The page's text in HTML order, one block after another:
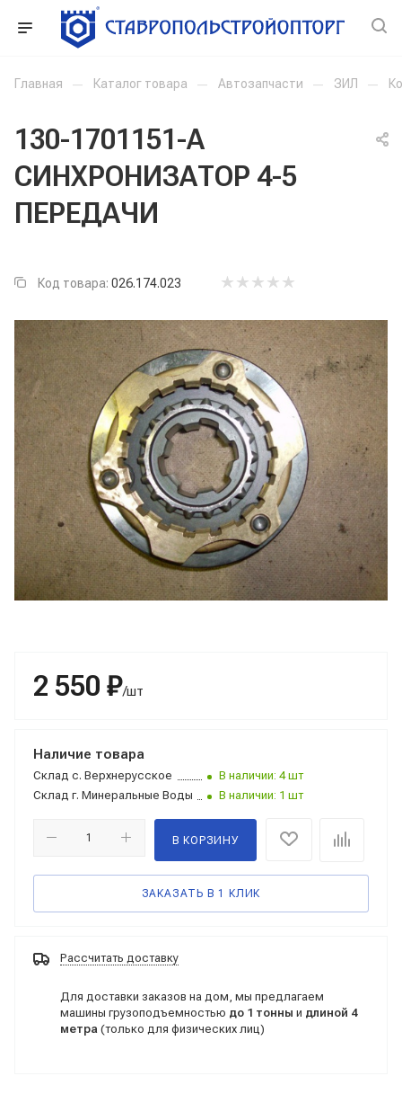
Главная — Каталог товара — Автозапчасти — ЗИЛ —
130-1701151-А
СИНХРОНИЗАТОР 4-5
ПЕРЕДАЧИ
Код товара: 026.174.023
2 550 ₽/шт
Наличие товара
Склад с. Верхнерусское
В наличии: 4 шт
Склад г. Минеральные Воды В наличии: 1 шт
В КОРЗИНУ
ЗАКАЗАТЬ В 1 КЛИК
Рассчитать доставку
Для доставки заказов на дом, мы предлагаем
машины грузоподъемностью до 1 тонны и длиной 4
метра (только для физических лиц)